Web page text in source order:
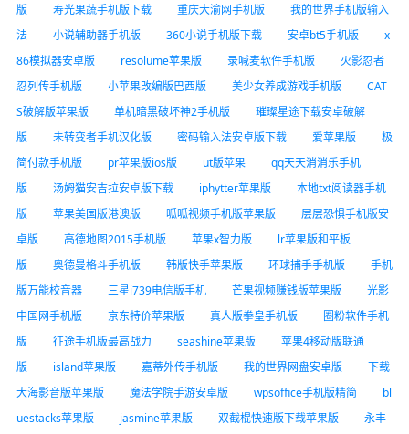
版
寿光果蔬手机版下载 重庆大渝网手机版
我的世界手机版输入
法
小说辅助器手机版 360小说手机版下载 安卓bt5手机版
x
86模拟器安卓版
resolume苹果版 录喊麦软件手机版
火影忍者
忍列传手机版
小苹果改编版巴西版 美少女养成游戏手机版
CAT
S破解版苹果版
单机暗黑破坏神2手机版
璀璨星途下载安卓破解
版
未转变者手机汉化版 密码输入法安卓版下载 爱苹果版
极
简付款手机版
pr苹果版ios版 ut版苹果
qq天天消消乐手机
版
汤姆猫安吉拉安卓版下载 iphytter苹果版
本地txt阅读器手机
版
苹果美国版港澳版 呱呱视频手机版苹果版
层层恐惧手机版安
卓版
高德地图2015手机版 苹果x智力版
lr苹果版和平板
版
奥德曼格斗手机版 韩版快手苹果版 环球捕手手机版
手机
版万能校音器
三星i739电信版手机 芒果视频赚钱版苹果版
光影
中国网手机版
京东特价苹果版 真人版拳皇手机版
圈粉软件手机
版
征途手机版最高战力 seashine苹果版
苹果4移动版联通
版
island苹果版 嘉蒂外传手机版 我的世界网盘安卓版
下载
大海影音版苹果版
魔法学院手游安卓版 wpsoffice手机版精简
bl
uestacks苹果版
jasmine苹果版 双截棍快速版下载苹果版
永丰